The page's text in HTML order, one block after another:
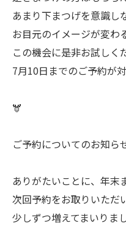
あまり下まつげを意識し
お目元のイメージが変わ
この機会に是非お試しく
7月10日までのご予約が
🫎
ご予約についてのお知ら
ありがたいことに、年末
次回予約をお取りいただ
少しずつ増えてまいりま